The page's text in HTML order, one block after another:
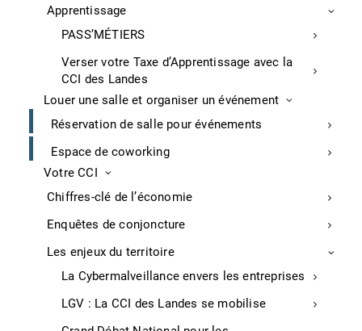
Apprentissage
PASS’MÉTIERS
Verser votre Taxe d’Apprentissage avec la
CCI des Landes
Louer une salle et organiser un événement
Réservation de salle pour événements
Espace de coworking
Votre CCI
Chiffres-clé de l’économie
Enquêtes de conjoncture
Les enjeux du territoire
La Cybermalveillance envers les entreprises
LGV : La CCI des Landes se mobilise
Tenez-vous au courant de nos dernières
actualités et évènements